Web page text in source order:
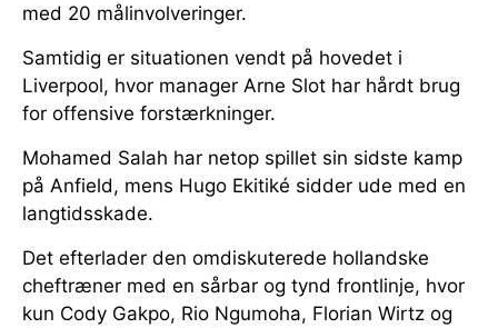
med 20 målinvolveringer.
Samtidig er situationen vendt på hovedet i
Liverpool, hvor manager Arne Slot har hårdt brug
for offensive forstærkninger.
Mohamed Salah har netop spillet sin sidste kamp
på Anfield, mens Hugo Ekitiké sidder ude med en
langtidsskade.
Det efterlader den omdiskuterede hollandske
cheftræner med en sårbar og tynd frontlinje, hvor
kun Cody Gakpo, Rio Ngumoha, Florian Wirtz og